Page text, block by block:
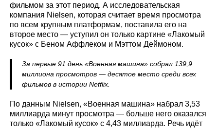
фильмом за этот период. А исследовательская
компания Nielsen, которая считает время просмотра
по всем крупным платформам, поставила его на
второе место — уступил он только картине «Лакомый
кусок» с Беном Аффлеком и Мэттом Деймоном.
За первые 91 день «Военная машина» собрал 139,9
миллиона просмотров — десятое место среди всех
фильмов в истории Netflix.
По данным Nielsen, «Военная машина» набрал 3,53
миллиарда минут просмотра — больше него оказался
только «Лакомый кусок» с 4,43 миллиарда. Речь идёт